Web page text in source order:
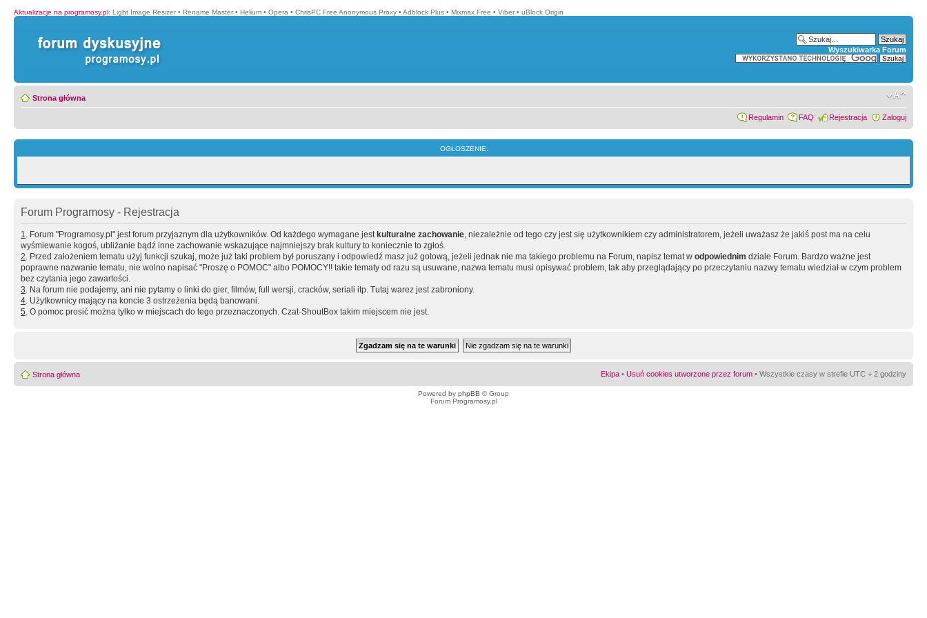
Aktualizacje na programosy.pl: Light Image Resizer • Rename Master • Helium • Opera • ChrisPC Free Anonymous Proxy • Adblock Plus • Mixmax Free • Viber • uBlock Origin
Wyszukiwarka Forum
Strona główna
Regulamin FAQ Rejestracja Zaloguj
OGŁOSZENIE:
Forum Programosy - Rejestracja
1. Forum "Programosy.pl" jest forum przyjaznym dla użytkowników. Od każdego wymagane jest kulturalne zachowanie, niezależnie od tego czy jest się użytkownikiem czy administratorem, jeżeli uważasz że jakiś post ma na celu
wyśmiewanie kogoś, ubliżanie bądź inne zachowanie wskazujące najmniejszy brak kultury to koniecznie to zgłoś.
2. Przed założeniem tematu użyj funkcji szukaj, może już taki problem był poruszany i odpowiedź masz już gotową, jeżeli jednak nie ma takiego problemu na Forum, napisz temat w odpowiednim dziale Forum. Bardzo ważne jest
poprawne nazwanie tematu, nie wolno napisać "Proszę o POMOC" albo POMOCY!! takie tematy od razu są usuwane, nazwa tematu musi opisywać problem, tak aby przeglądający po przeczytaniu nazwy tematu wiedział w czym problem
bez czytania jego zawartości.
3. Na forum nie podajemy, ani nie pytamy o linki do gier, filmów, full wersji, cracków, seriali itp. Tutaj warez jest zabroniony.
4. Użytkownicy mający na koncie 3 ostrzeżenia będą banowani.
5. O pomoc prosić można tylko w miejscach do tego przeznaczonych. Czat-ShoutBox takim miejscem nie jest.
Strona główna Ekipa • Usuń cookies utworzone przez forum • Wszystkie czasy w strefie UTC + 2 godziny
Powered by phpBB © Group
Forum Programosy.pl